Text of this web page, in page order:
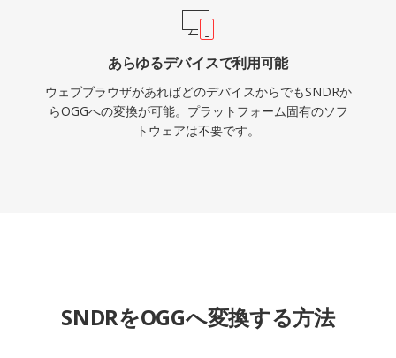
あらゆるデバイスで利用可能
ウェブブラウザがあればどのデバイスからでもSNDRか
らOGGへの変換が可能。プラットフォーム固有のソフ
トウェアは不要です。
SNDRをOGGへ変換する方法